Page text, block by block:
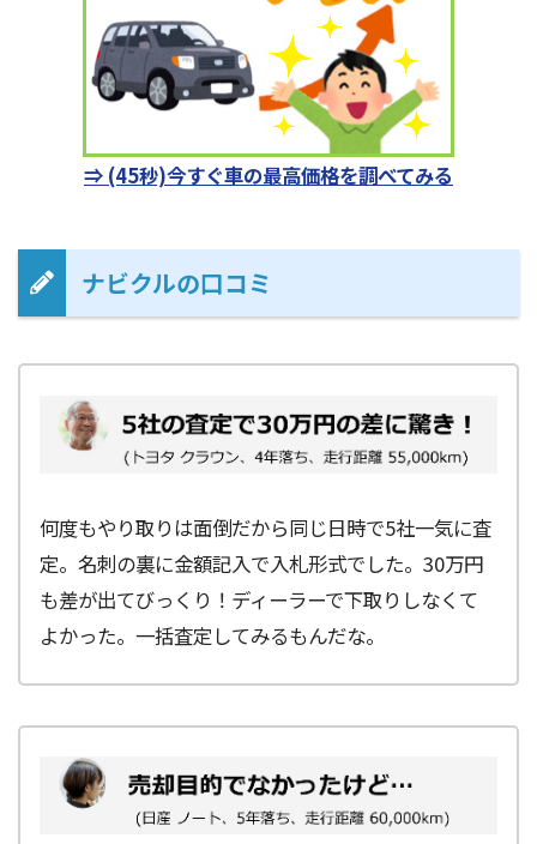
⇒ (45秒)今すぐ車の最高価格を調べてみる
ナビクルの口コミ
何度もやり取りは面倒だから同じ日時で5社一気に査
定。名刺の裏に金額記入で入札形式でした。30万円
も差が出てびっくり！ディーラーで下取りしなくて
よかった。一括査定してみるもんだな。